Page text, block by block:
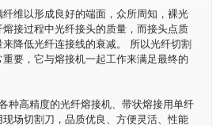
维以形成良好的端面，众所周知，裸光
接过程中光纤接头的质量，而接头点质
降低光纤连接线的衰减。 所以光纤切割
要，它与熔接机一起工作来满足最终的
种高精度的光纤熔接机、带状熔接用单纤
场切割刀，品质优良、方便灵活、性能